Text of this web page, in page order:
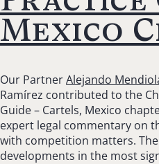
Mexico
Our PartnerAlejando
Ramírez contributed to the
Guide – Cartels, Mexico
expert legal commentary on
with competition matters.
developments in the most